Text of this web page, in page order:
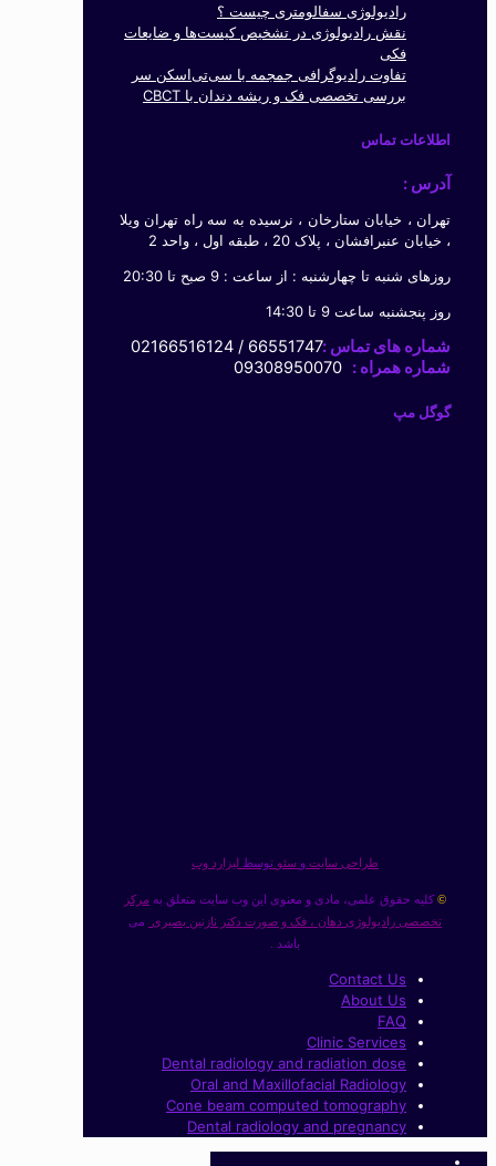
رادیولوژی سفالومتری چیست ؟
نقش رادیولوژی در تشخیص کیست‌ها و ضایعات
فکی
تفاوت رادیوگرافی جمجمه با سی‌تی‌اسکن سر
بررسی تخصصی فک و ریشه دندان با CBCT
اطلاعات تماس
آدرس :
تهران ، خیابان ستارخان ، نرسیده به سه راه تهران ویلا
، خیابان عنبرافشان ، پلاک 20 ، طبقه اول ، واحد 2
روزهای شنبه تا چهارشنبه : از ساعت : 9 صبح تا 20:30
روز پنجشنبه ساعت 9 تا 14:30
شماره های تماس :66551747 / 02166516124
شماره همراه : 09308950070
گوگل مپ
طراحی سایت و سئو توسط لیزارد وب
© کلیه حقوق علمی، مادی و معنوی این وب سایت متعلق به مرکز
تخصصی رادیولوژی دهان ، فک و صورت دکتر نازنین بصیری
می
باشد .
Contact Us
About Us
FAQ
Clinic Services
Dental radiology and radiation dose
Oral and Maxillofacial Radiology
Cone beam computed tomography
Dental radiology and pregnancy